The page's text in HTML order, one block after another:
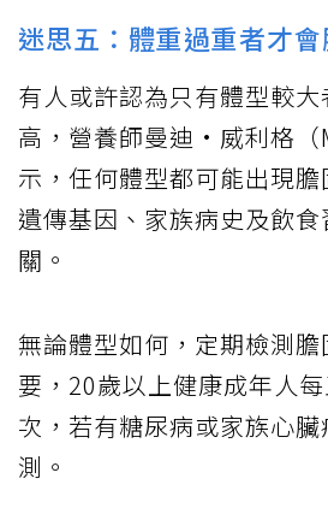
迷思五：體重過重者才
有人或許認為只有體型較
高，營養師曼迪·威利格
示，任何體型都可能出現
遺傳基因、家族病史及飲
關。
無論體型如何，定期檢測
要，20歲以上健康成年人
次，若有糖尿病或家族心
測。